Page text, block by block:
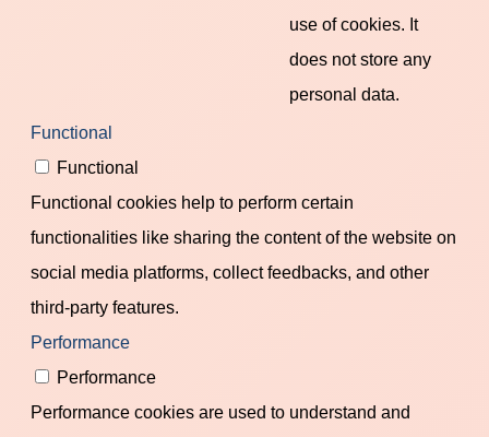
use of cookies. It
does not store any
personal data.
Functional
Functional
Functional cookies help to perform certain
functionalities like sharing the content of the website on
social media platforms, collect feedbacks, and other
third-party features.
Performance
Performance
Performance cookies are used to understand and